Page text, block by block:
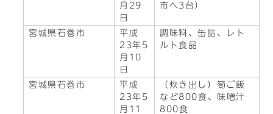
月29
日
市へ3台）
宮城県石巻市
平成
23年5
月10
日
調味料、缶詰、レト
ルト食品
宮城県石巻市
平成
23年5
月11
（炊き出し）筍ご飯
など800食、味噌汁
800食